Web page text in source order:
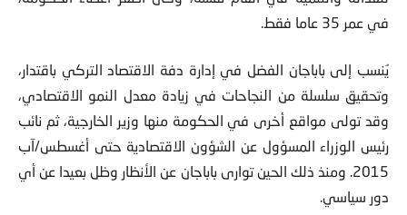
في عمر 35 عاما فقط.
يُنسب إلى باباجان الفضل في إدارة دفة الاقتصاد التركي باقتدار،
وتحقيق سلسلة من النجاحات في زيادة معدل النمو الاقتصادي،
وقد تولى مواقع أخرى في الحكومة منها وزير الخارجية، ثم نائب
رئيس الوزراء المسؤول عن الشؤون الاقتصادية حتى أغسطس/آب
2015. ومنذ ذلك الحين توارى باباجان عن الأنظار وظل بعيدا عن أي
دور سياسي.